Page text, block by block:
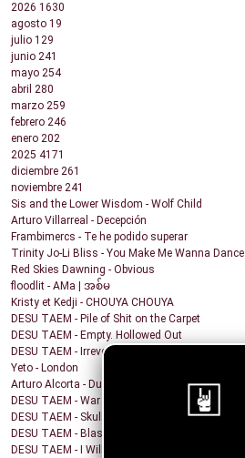
2026 1630
agosto 19
julio 129
junio 241
mayo 254
abril 280
marzo 259
febrero 246
enero 202
2025 4171
diciembre 261
noviembre 241
Sis and the Lower Wisdom - Wolf Child
Arturo Villarreal - Decepción
Frambimercs - Te he podido superar
Trinity Jo-Li Bliss - You Make Me Wanna Dance
Red Skies Dawning - Obvious
floodlit - AMa | အစ်မ
Kristy et Kedji - CHOUYA CHOUYA
DESU TAEM - Pile of Shit on the Carpet
DESU TAEM - Empty. Hollowed Out
DESU TAEM - Irreverent Resident President
Yeto - London
Arturo Alcorta - Dualidad
DESU TAEM - War on Bullies
DESU TAEM - Skull and Crossbones
DESU TAEM - Blasted into Rebirth
DESU TAEM - I Will Not Be Assimilated